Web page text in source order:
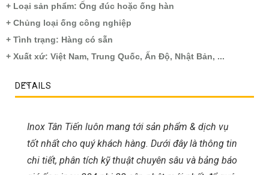
+ Loại sản phẩm: Ống đúc hoặc ống hàn
+ Chủng loại ống công nghiệp
+ Tình trạng: Hàng có sẵn
+ Xuất xứ: Việt Nam, Trung Quốc, Ấn Độ, Nhật Bản, ...
DETAILS
Inox Tân Tiến luôn mang tới sản phẩm & dịch vụ
tốt nhất cho quý khách hàng. Dưới đây là thông tin
chi tiết, phân tích kỹ thuật chuyên sâu và bảng báo